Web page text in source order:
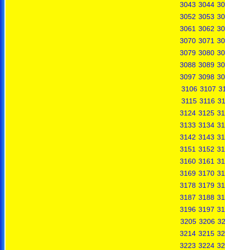
3043 3044
3052 3053
3061 3062
3070 3071
3079 3080
3088 3089
3097 3098
3106 3107
3115 3116
3124 3125
3133 3134
3142 3143
3151 3152
3160 3161
3169 3170
3178 3179
3187 3188
3196 3197
3205 3206
3214 3215
3223 3224